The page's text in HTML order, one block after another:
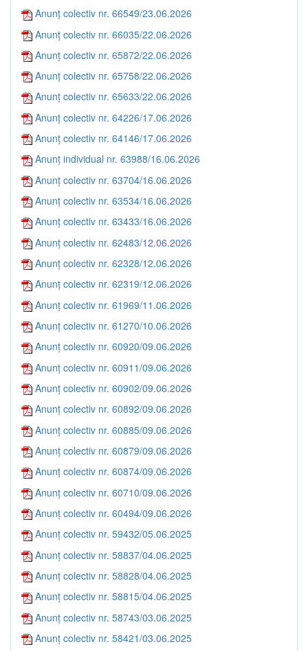
Anunț colectiv nr. 66549/23.06.2026
Anunț colectiv nr. 66035/22.06.2026
Anunț colectiv nr. 65872/22.06.2026
Anunț colectiv nr. 65758/22.06.2026
Anunț colectiv nr. 65633/22.06.2026
Anunț colectiv nr. 64226/17.06.2026
Anunț colectiv nr. 64146/17.06.2026
Anunț individual nr. 63988/16.06.2026
Anunț colectiv nr. 63704/16.06.2026
Anunț colectiv nr. 63534/16.06.2026
Anunț colectiv nr. 63433/16.06.2026
Anunț colectiv nr. 62483/12.06.2026
Anunț colectiv nr. 62328/12.06.2026
Anunț colectiv nr. 62319/12.06.2026
Anunț colectiv nr. 61969/11.06.2026
Anunț colectiv nr. 61270/10.06.2026
Anunț colectiv nr. 60920/09.06.2026
Anunț colectiv nr. 60911/09.06.2026
Anunț colectiv nr. 60902/09.06.2026
Anunț colectiv nr. 60892/09.06.2026
Anunț colectiv nr. 60885/09.06.2026
Anunț colectiv nr. 60879/09.06.2026
Anunț colectiv nr. 60874/09.06.2026
Anunț colectiv nr. 60710/09.06.2026
Anunț colectiv nr. 60494/09.06.2026
Anunț colectiv nr. 59432/05.06.2025
Anunț colectiv nr. 58837/04.06.2025
Anunț colectiv nr. 58828/04.06.2025
Anunț colectiv nr. 58815/04.06.2025
Anunț colectiv nr. 58743/03.06.2025
Anunț colectiv nr. 58421/03.06.2025